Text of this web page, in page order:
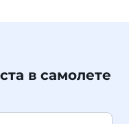
в самолете